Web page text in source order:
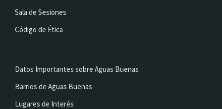
Sala de Sesiones
Código de Ética
Datos Importantes sobre Aguas Buenas
Barrios de Aguas Buenas
Lugares de Interés